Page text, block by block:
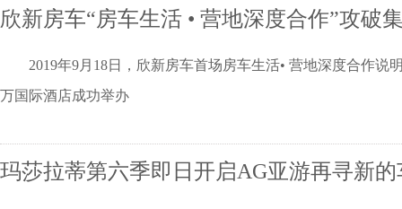
欣新房车“房车生活 • 营地深度合作”攻破
2019年9月18日，欣新房车首场房车生活• 营地深度合作说
万国际酒店成功举办
玛莎拉蒂第六季即日开启AG亚游再寻新的